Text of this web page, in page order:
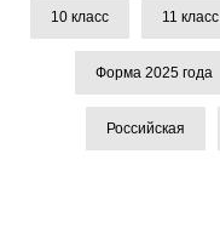
10 класс 11 класс
Форма 2025 года
Российская